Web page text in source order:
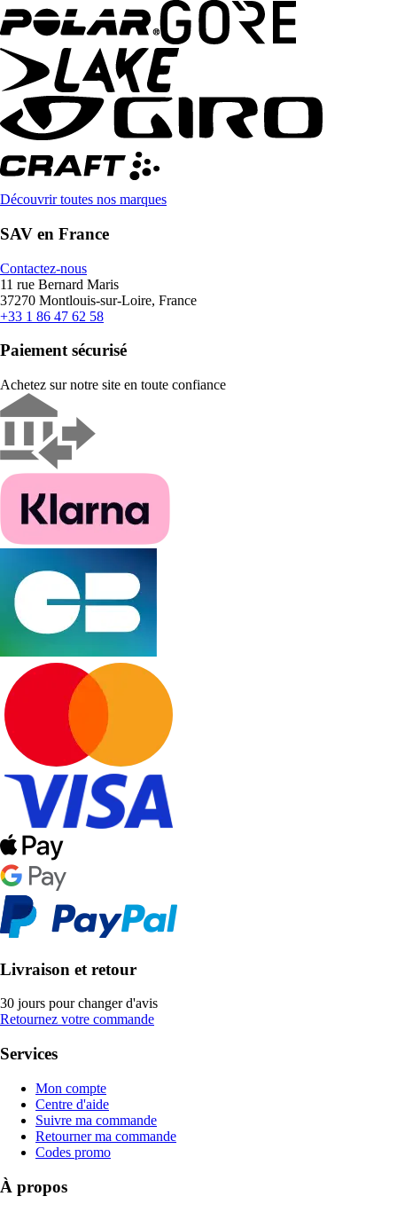
Découvrir toutes nos marques
SAV en France
Contactez-nous
11 rue Bernard Maris
37270 Montlouis-sur-Loire, France
+33 1 86 47 62 58
Paiement sécurisé
Achetez sur notre site en toute confiance
Livraison et retour
30 jours pour changer d'avis
Retournez votre commande
Services
Mon compte
Centre d'aide
Suivre ma commande
Retourner ma commande
Codes promo
À propos